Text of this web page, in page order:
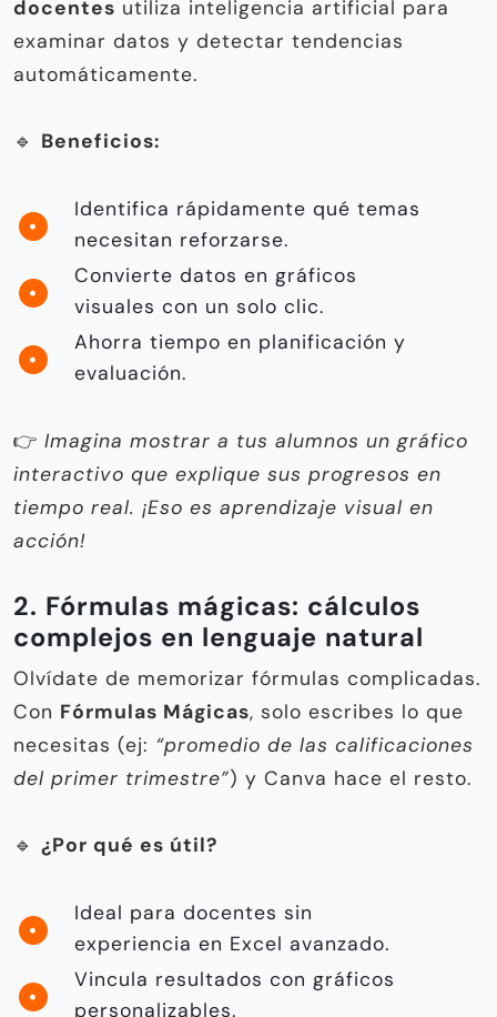
docentes utiliza inteligencia artificial para
examinar datos y detectar tendencias
automáticamente.
🔹 Beneficios:
Identifica rápidamente qué temas
necesitan reforzarse.
Convierte datos en gráficos
visuales con un solo clic.
Ahorra tiempo en planificación y
evaluación.
👉 Imagina mostrar a tus alumnos un gráfico
interactivo que explique sus progresos en
tiempo real. ¡Eso es aprendizaje visual en
acción!
2. Fórmulas mágicas: cálculos
complejos en lenguaje natural
Olvídate de memorizar fórmulas complicadas.
Con Fórmulas Mágicas, solo escribes lo que
necesitas (ej: “promedio de las calificaciones
del primer trimestre”) y Canva hace el resto.
🔹 ¿Por qué es útil?
Ideal para docentes sin
experiencia en Excel avanzado.
Vincula resultados con gráficos
personalizables.